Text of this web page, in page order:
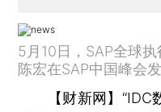
5月10日，SAP全球
陈宏在SAP中国峰会发
【财新网】 “IDC